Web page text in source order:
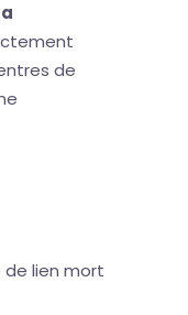
de
de lien mort